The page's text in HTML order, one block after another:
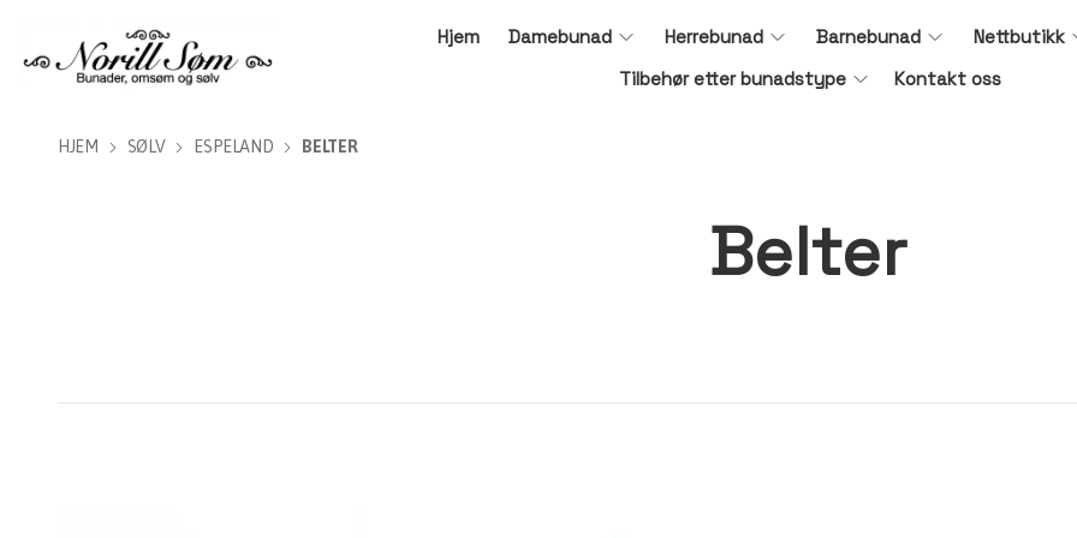
Hjem Damebunad Herrebunad Barnebunad
Nettbutikk
Tilbehør etter bunadstype
Kontakt oss
HJEM SØLV ESPELAND BELTER
Belter